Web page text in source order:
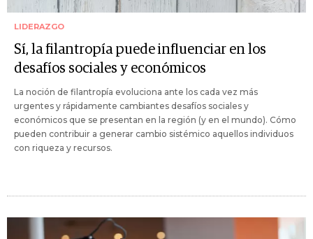
LIDERAZGO
Sí, la filantropía puede influenciar en los
desafíos sociales y económicos
La noción de filantropía evoluciona ante los cada vez más
urgentes y rápidamente cambiantes desafíos sociales y
económicos que se presentan en la región (y en el mundo). Cómo
pueden contribuir a generar cambio sistémico aquellos individuos
con riqueza y recursos.